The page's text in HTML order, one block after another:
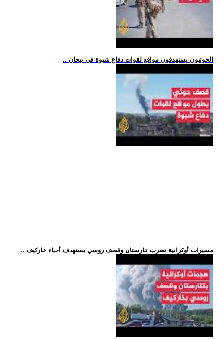
.. الحوثيون يستهدفون مواقع لقوات دفاع شبوة في بيحان
.. مسيرات أوكرانية تضرب تتارستان وقصف روسي يستهدف أحياء خاركيف